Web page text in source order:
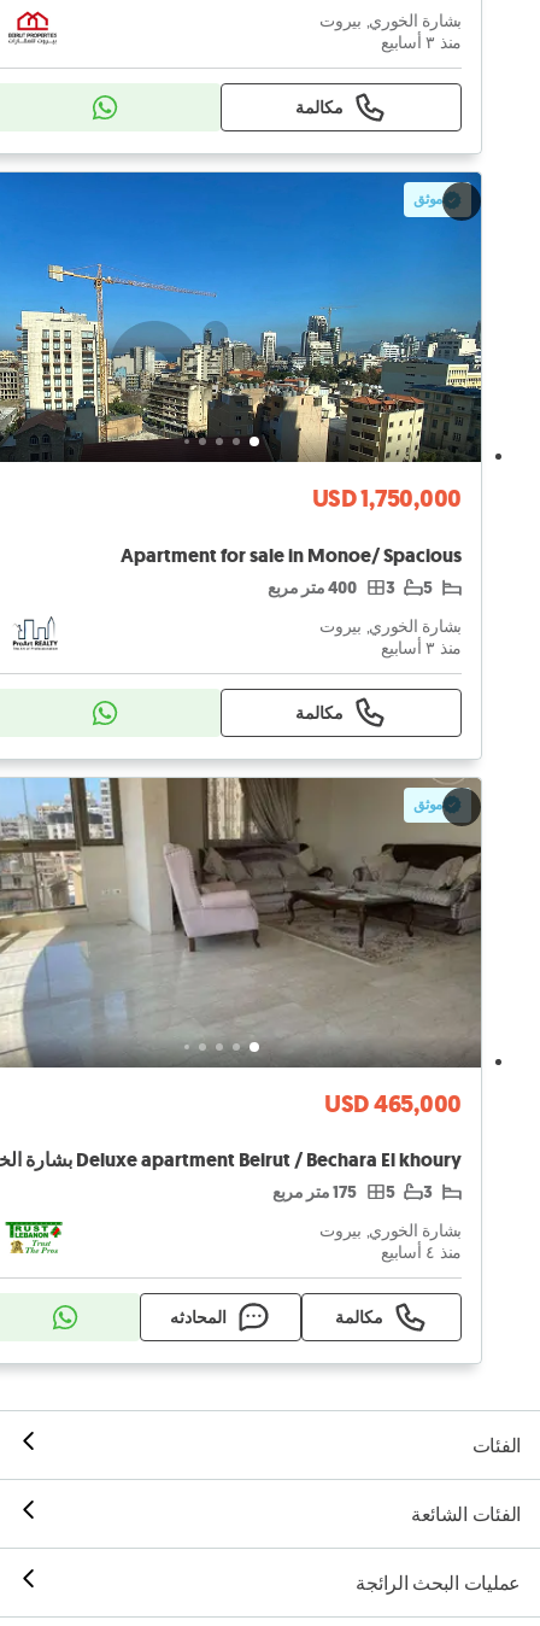
بشارة الخوري, بيروت
منذ ٣ أسابيع
مكالمة
موثق
USD 1,750,000
Apartment for sale in Monoe/ Spacious
5
3 400 متر مربع
بشارة الخوري, بيروت
منذ ٣ أسابيع
مكالمة
موثق
USD 465,000
3
5 175 متر مربع
بشارة الخوري, بيروت
منذ ٤ أسابيع
مكالمة المحادثه
الفئات
الفئات الشائعة
عمليات البحث الرائجة